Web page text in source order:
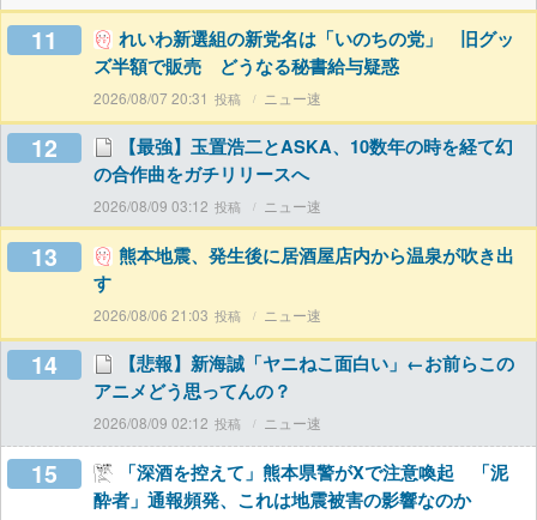
11
れいわ新選組の新党名は「いのちの党」 旧グッ
ズ半額で販売 どうなる秘書給与疑惑
2026/08/07 20:31 ニュー速
12
【最強】玉置浩二とASKA、10数年の時を経て幻
の合作曲をガチリリースへ
2026/08/09 03:12 ニュー速
13
熊本地震、発生後に居酒屋店内から温泉が吹き出
す
2026/08/06 21:03 ニュー速
14
【悲報】新海誠「ヤニねこ面白い」←お前らこの
アニメどう思ってんの？
2026/08/09 02:12 ニュー速
15
「深酒を控えて」熊本県警がXで注意喚起 「泥
酔者」通報頻発、これは地震被害の影響なのか